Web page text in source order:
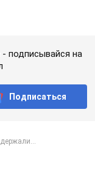
подписывайся на
Подписаться